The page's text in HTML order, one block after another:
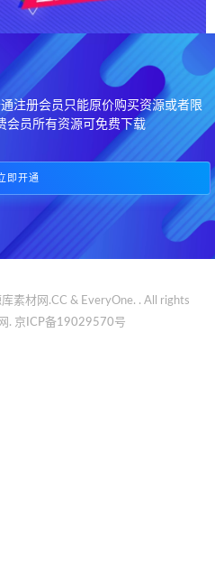
注册会员只能原价购买资源或者限
会员所有资源可免费下载
即开通
素材网.CC & EveryOne. . All rights
. 京ICP备19029570号